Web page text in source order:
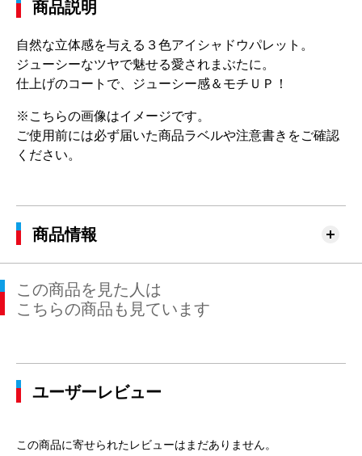
商品説明
自然な立体感を与える３色アイシャドウパレット。
ジューシーなツヤで魅せる愛されまぶたに。
仕上げのコートで、ジューシー感＆モチＵＰ！
※こちらの画像はイメージです。
ご使用前には必ず届いた商品ラベルや注意書きをご確認
ください。
商品情報
この商品を見た人は
こちらの商品も見ています
ユーザーレビュー
この商品に寄せられたレビューはまだありません。